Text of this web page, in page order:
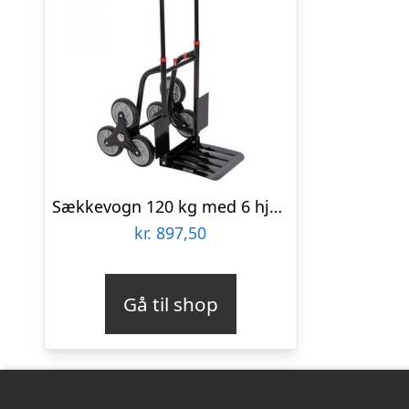
Sækkevogn 120 kg med 6 hjul Kreator
kr. 897,50
Gå til shop